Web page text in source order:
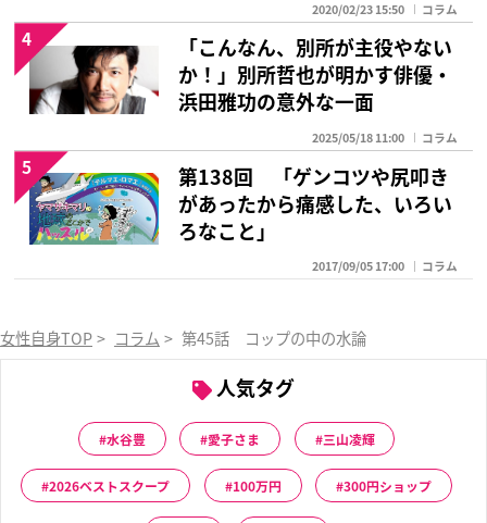
2020/02/23 15:50 コラム
「こんなん、別所が主役やない
か！」別所哲也が明かす俳優・
浜田雅功の意外な一面
2025/05/18 11:00 コラム
4
第138回 「ゲンコツや尻叩き
があったから痛感した、いろい
ろなこと」
2017/09/05 17:00 コラム
5
女性自身TOP > コラム > 第45話 コップの中の水論
人気タグ
水谷豊 愛子さま 三山凌輝
2026ベストスクープ 100万円 300円ショップ